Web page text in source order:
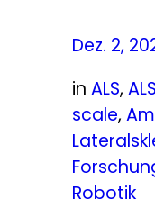
Dez. 2,
in ALS,
scale,
Robotik